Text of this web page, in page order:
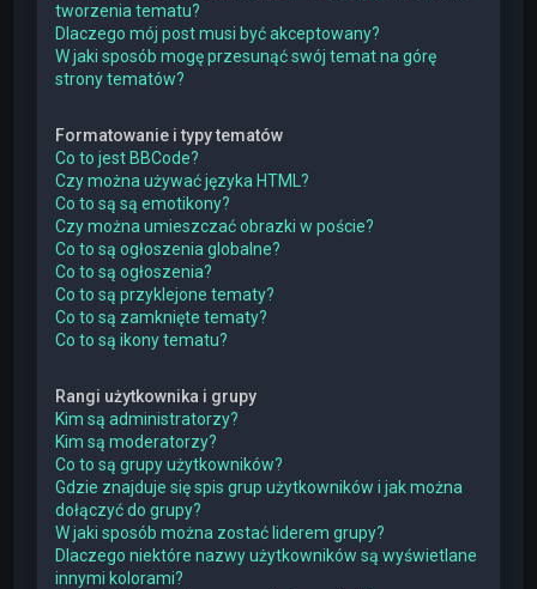
tworzenia tematu?
Dlaczego mój post musi być akceptowany?
W jaki sposób mogę przesunąć swój temat na górę
strony tematów?
Formatowanie i typy tematów
Co to jest BBCode?
Czy można używać języka HTML?
Co to są są emotikony?
Czy można umieszczać obrazki w poście?
Co to są ogłoszenia globalne?
Co to są ogłoszenia?
Co to są przyklejone tematy?
Co to są zamknięte tematy?
Co to są ikony tematu?
Rangi użytkownika i grupy
Kim są administratorzy?
Kim są moderatorzy?
Co to są grupy użytkowników?
Gdzie znajduje się spis grup użytkowników i jak można
dołączyć do grupy?
W jaki sposób można zostać liderem grupy?
Dlaczego niektóre nazwy użytkowników są wyświetlane
innymi kolorami?